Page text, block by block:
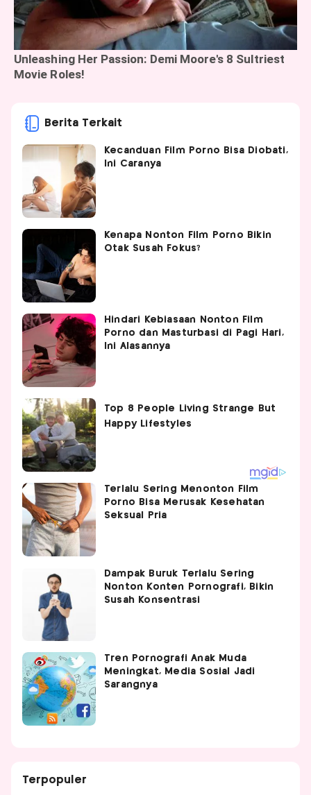
Berita Terkait
Kecanduan Film Porno Bisa Diobati,
Ini Caranya
Kenapa Nonton Film Porno Bikin
Otak Susah Fokus?
Hindari Kebiasaan Nonton Film
Porno dan Masturbasi di Pagi Hari,
Ini Alasannya
Terlalu Sering Menonton Film
Porno Bisa Merusak Kesehatan
Seksual Pria
Dampak Buruk Terlalu Sering
Nonton Konten Pornografi, Bikin
Susah Konsentrasi
Tren Pornografi Anak Muda
Meningkat, Media Sosial Jadi
Sarangnya
Terpopuler